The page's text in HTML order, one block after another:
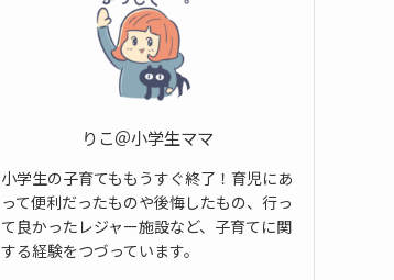
りこ＠小学生ママ
小学生の子育てももうすぐ終了！育児にあ
って便利だったものや後悔したもの、行っ
て良かったレジャー施設など、子育てに関
する経験をつづっています。